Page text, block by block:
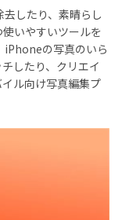
したり、素晴らし
いやすいツールを
iPhoneの写真のいら
したり、クリエイ
ル向け写真編集プ